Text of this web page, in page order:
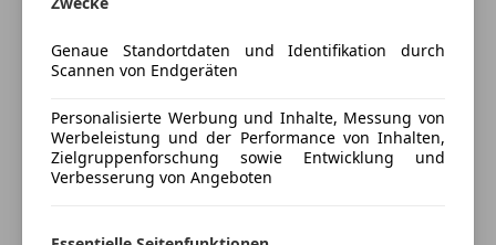
Bordcomputer
Freisprecheinrichtung
Sicherheit
Beifahrerairbag
Isofix
Versicherung
Kfz-Versicherung
Versicherungsschutz an Ihre Bedürfnisse
anpassen
Freischaden-Gutschein ab Stufe 0
Genaue Standortdaten und Identifikation durch
Scannen von Endgeräten
Personalisierte Werbung und Inhalte, Messung von
Werbeleistung und der Performance von Inhalten,
Zielgruppenforschung sowie Entwicklung und
Verbesserung von Angeboten